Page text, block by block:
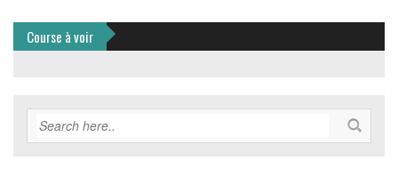
Course à voir